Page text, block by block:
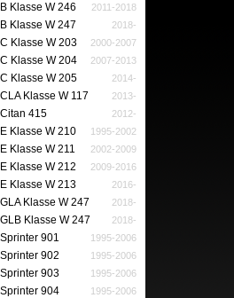
B Klasse W 246 2011-2018
B Klasse W 247 2018-
C Klasse W 203 2000-2007
C Klasse W 204 2007-2013
C Klasse W 205 2014-
CLA Klasse W 117 2013-
Citan 415 2012-
E Klasse W 210 1995-2002
E Klasse W 211 2002-2009
E Klasse W 212 2009-2016
E Klasse W 213 2016-
GLA Klasse W 247 2018-
GLB Klasse W 247 2018-
Sprinter 901 1995-2006
Sprinter 902 1995-2006
Sprinter 903 1995-2006
Sprinter 904 1995-2006